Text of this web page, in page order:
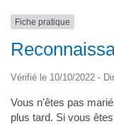
Fiche pratique
Vérifié le 10/10/2022 -
Vous n'êtes pas
plus tard. Si vous